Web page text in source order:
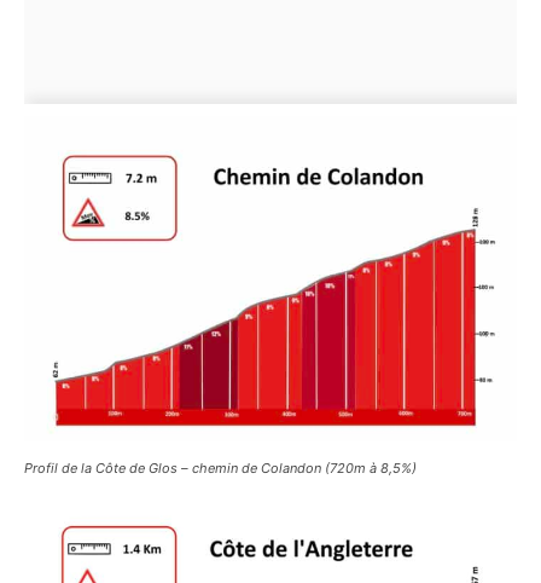
Profil de la Côte de Glos – chemin de Colandon (720m à 8,5%)